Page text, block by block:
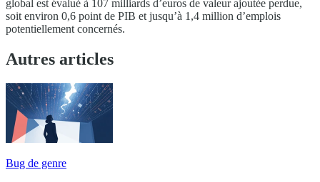
global est évalué à 107 milliards d’euros de valeur ajoutée perdue,
soit environ 0,6 point de PIB et jusqu’à 1,4 million d’emplois
potentiellement concernés.
Autres articles
Bug de genre